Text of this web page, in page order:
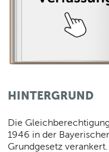
HINTERGRUND
Die
1946 in der
Grundgesetz verankert.